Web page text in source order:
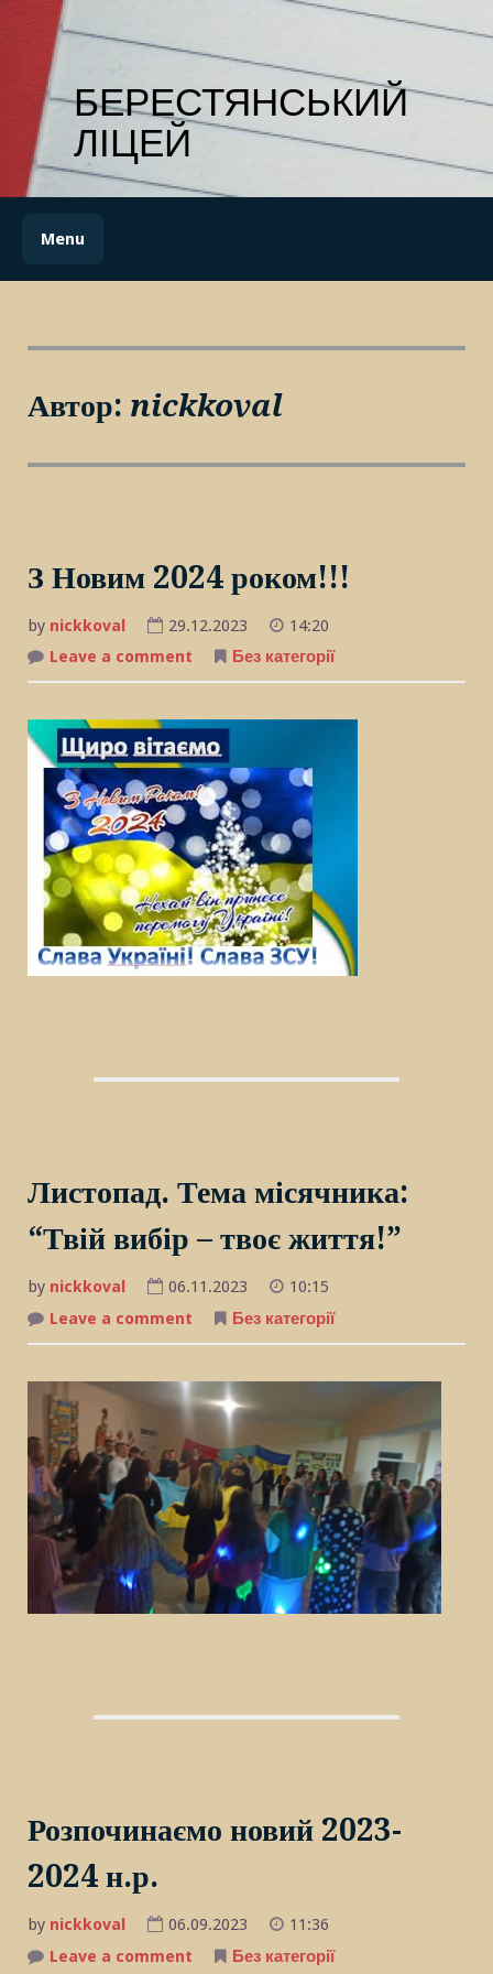
content
БЕРЕСТЯНСЬКИЙ
ЛІЦЕЙ
Menu
Автор: nickkoval
З Новим 2024 роком!!!
by nickkoval 29.12.2023
14:20
Leave a comment
Новим
роком!!!
Без категорії
Листопад. Тема місячника:
“Твій вибір – твоє життя!”
by nickkoval 06.11.2023
10:15
Leave a comment
Тема
“Твій
вибір
–
твоє
життя!”
Без категорії
Розпочинаємо новий 2023-
2024 н.р.
by nickkoval 06.09.2023
11:36
Leave a comment
Без категорії